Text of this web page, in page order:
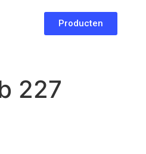
Producten
227